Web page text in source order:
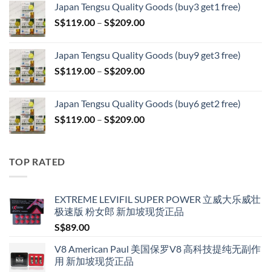
S$79.00
through
Japan Tengsu Quality Goods (buy3 get1 free)
S$119.00 – S$209.00Price
through
S$209.00
Japan Tengsu Quality Goods (buy9 get3 free)
S$119.00 – S$209.00Price
through
S$209.00
Japan Tengsu Quality Goods (buy6 get2 free)
S$119.00 – S$209.00Price
TOP RATED
EXTREME LEVIFIL SUPER POWER 立威大乐威壮
极速版 粉女郎 新加坡现货正品
S$89.00
V8 American Paul 美国保罗V8 高科技提纯无副作
用 新加坡现货正品